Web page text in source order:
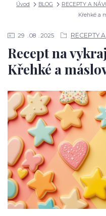
Úvod BLOG RECEPTY A
Křehké a
29 08 2025 RECEPTY
Recept na
Křehké a